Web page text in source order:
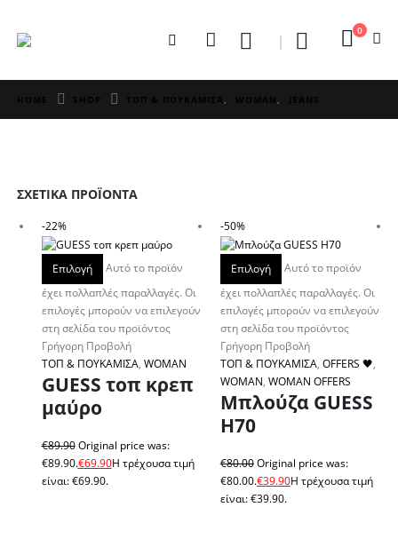
0
ΤΟΠ & ΠΟΥΚΑΜΙΣΑ, WOMAN,
ΣΧΕΤΙΚΆ ΠΡΟΪΌΝΤΑ
-22%
Επιλογή
Αυτό το προϊόν
έχει πολλαπλές παραλλαγές. Οι
επιλογές μπορούν να επιλεγούν
στη σελίδα του προϊόντος
Γρήγορη Προβολή
ΤΟΠ & ΠΟΥΚΑΜΙΣΑ, WOMAN
GUESS τοπ κρεπ
μαύρο
€89.90 Original price was:
€89.90.€69.90Η τρέχουσα τιμή
είναι: €69.90.
-50%
Επιλογή
Αυτό το προϊόν
έχει πολλαπλές παραλλαγές. Οι
επιλογές μπορούν να επιλεγούν
στη σελίδα του προϊόντος
Γρήγορη Προβολή
ΤΟΠ & ΠΟΥΚΑΜΙΣΑ, OFFERS 🖤,
WOMAN, WOMAN OFFERS
Μπλούζα GUESS
H70
€80.00Original price was:
€80.00.€39.90Η τρέχουσα τιμή
είναι: €39.90.